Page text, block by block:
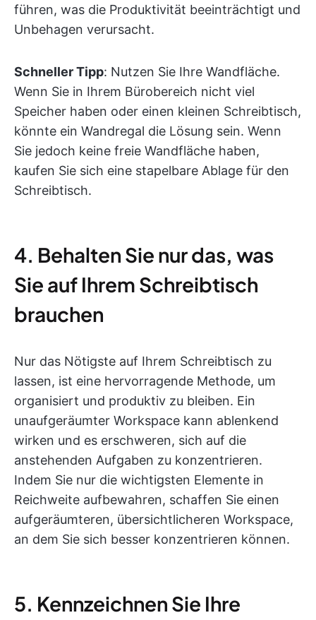
führen, was die Produktivität beeinträchtigt und
Unbehagen verursacht.
Schneller Tipp: Nutzen Sie Ihre Wandfläche.
Wenn Sie in Ihrem Bürobereich nicht viel
Speicher haben oder einen kleinen Schreibtisch,
könnte ein Wandregal die Lösung sein. Wenn
Sie jedoch keine freie Wandfläche haben,
kaufen Sie sich eine stapelbare Ablage für den
Schreibtisch.
4. Behalten Sie nur das, was
Sie auf Ihrem Schreibtisch
brauchen
Nur das Nötigste auf Ihrem Schreibtisch zu
lassen, ist eine hervorragende Methode, um
organisiert und produktiv zu bleiben. Ein
unaufgeräumter Workspace kann ablenkend
wirken und es erschweren, sich auf die
anstehenden Aufgaben zu konzentrieren.
Indem Sie nur die wichtigsten Elemente in
Reichweite aufbewahren, schaffen Sie einen
aufgeräumteren, übersichtlicheren Workspace,
an dem Sie sich besser konzentrieren können.
5. Kennzeichnen Sie Ihre